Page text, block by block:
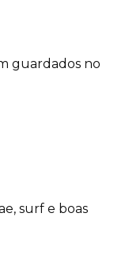
guardados no
surf e boas